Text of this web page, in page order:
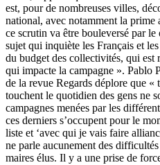
est, pour de nombreuses villes,
national, avec notamment la prime
ce scrutin va être bouleversé par
sujet qui inquiète les Français et
du budget des collectivités, qui est
qui impacte la campagne ». Pablo
de la revue Regards déplore que «
touchent le quotidien des gens ne
campagnes menées par les
ces derniers s’occupent pour le
liste et ‘avec qui je vais faire
ne parle aucunement des
maires élus. Il y a une prise de